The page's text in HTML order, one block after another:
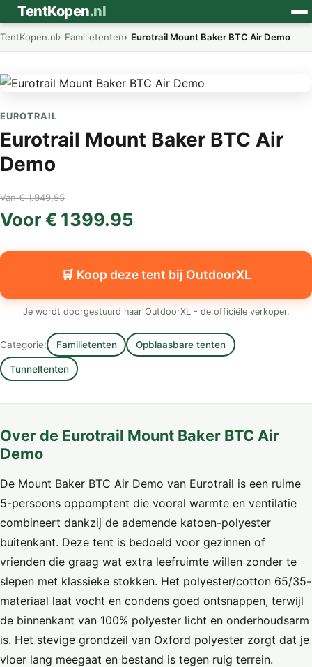
TentKopen.nl
TentKopen.nl Familietenten Eurotrail Mount Baker BTC Air Demo
EUROTRAIL
Eurotrail Mount Baker BTC Air
Demo
Van € 1.949,95
Voor € 1399.95
🛒 Koop deze tent bij OutdoorXL
Je wordt doorgestuurd naar OutdoorXL - de officiële verkoper.
Categorie: Familietenten Opblaasbare tenten
Tunneltenten
Over de Eurotrail Mount Baker BTC Air
Demo
De Mount Baker BTC Air Demo van Eurotrail is een ruime
5-persoons oppomptent die vooral warmte en ventilatie
combineert dankzij de ademende katoen-polyester
buitenkant. Deze tent is bedoeld voor gezinnen of
vrienden die graag wat extra leefruimte willen zonder te
slepen met klassieke stokken. Het polyester/cotton 65/35-
materiaal laat vocht en condens goed ontsnappen, terwijl
de binnenkant van 100% polyester licht en onderhoudsarm
is. Het stevige grondzeil van Oxford polyester zorgt dat je
vloer lang meegaat en bestand is tegen ruig terrein.